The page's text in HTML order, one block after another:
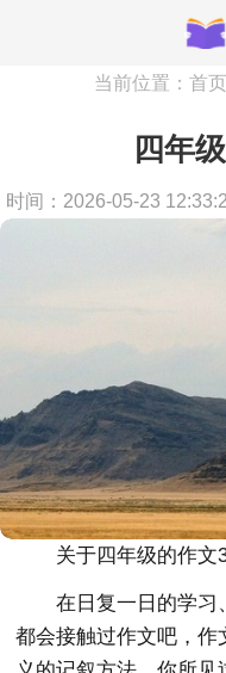
当前位置： 首页
四年
时间：2026-05-23
关于四年级的作文
在日复一日的学习
都会接触过作文吧，